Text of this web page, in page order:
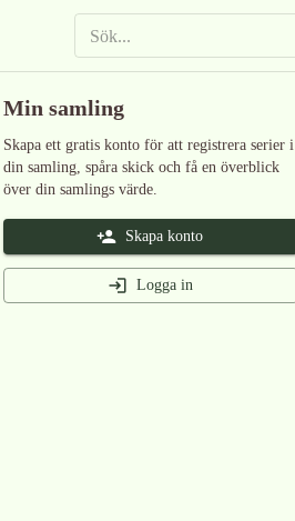
Min samling
Skapa ett gratis konto för att registrera serier i
din samling, spåra skick och få en överblick
över din samlings värde.
Skapa konto
Logga in